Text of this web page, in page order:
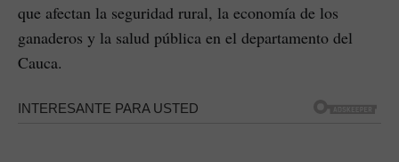
que afectan la seguridad rural, la economía de los
ganaderos y la salud pública en el departamento del
Cauca.